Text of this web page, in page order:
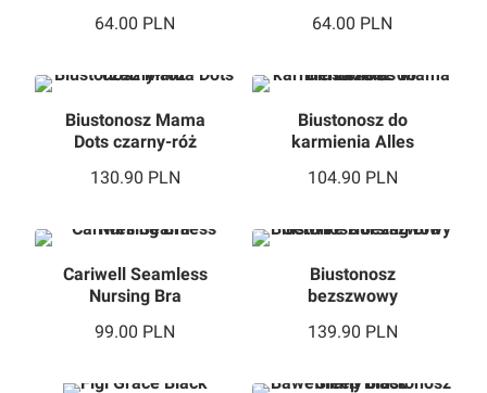
64.00 PLN
64.00 PLN
Biustonosz Mama
Dots czarny-róż
130.90 PLN
Biustonosz do
karmienia Alles
104.90 PLN
Cariwell Seamless
Nursing Bra
99.00 PLN
Biustonosz
bezszwowy
Bra
139.90 PLN